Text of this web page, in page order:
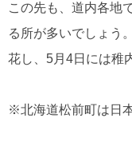
この先も、道内各地
る所が多いでしょう
花し、5月4日には稚
※北海道松前町は日